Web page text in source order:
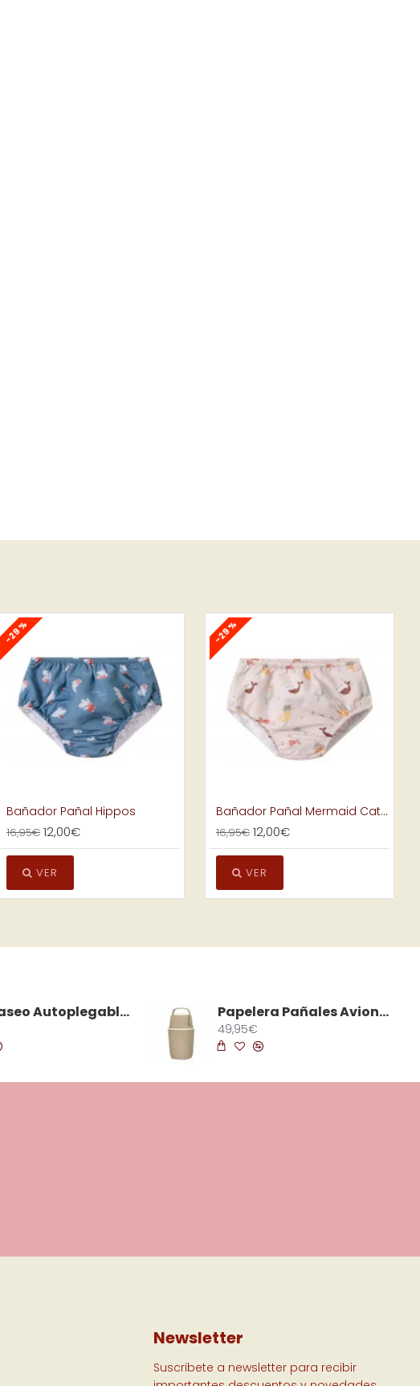
-29 %
Bañador Pañal Hippos
16,95€ 12,00€
VER
-29 %
Bañador Pañal Mermaid Cats con Volantes
16,95€ 12,00€
VER
Silla Paseo Autoplegable Eden Beige Papelera Pañales Avionaut Airwell Beige
49,95€
Newsletter
Suscribete a newsletter para recibir